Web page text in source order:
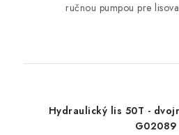
ručnou pumpou pre
Hydraulický lis 50T -
G02089